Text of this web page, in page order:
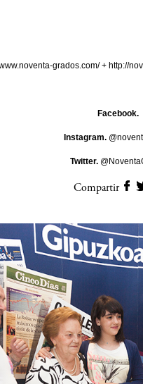
grados.com/+http://
Facebook.
Instagram.
Twitter.
Compartir